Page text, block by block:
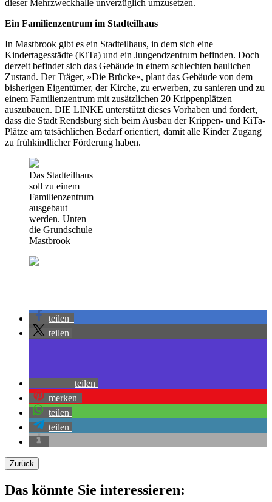
dieser Mehrzweckhalle unverzüglich umzusetzen.
Ein Familienzentrum im Stadteilhaus
In Mastbrook gibt es ein Stadteilhaus, in dem sich eine
Kindertagesstädte (KiTa) und ein Jungendzentrum befinden. Doch
derzeit befindet sich das Gebäude in einem schlechten baulichen
Zustand. Der Träger, »Die Brücke«, plant das Gebäude von dem
bisherigen Eigentümer, der Kirche, zu erwerben, zu sanieren und zu
einem Familienzentrum mit zusätzlichen 20 Krippenplätzen
auszubauen. DIE LINKE unterstützt dieses Vorhaben und fordert,
dass die Stadt Rendsburg sich beim Ausbau der Krippen- und KiTa-
Plätze am tatsächlichen Bedarf orientiert, damit alle Kinder Zugang
zu frühkindlicher Förderung haben.
Das Stadteilhaus
soll zu einem
Familienzentrum
ausgebaut
werden. Unten
die Grundschule
Mastbrook
teilen
teilen
teilen
merken
teilen
teilen
Zurück
Das könnte Sie interessieren: